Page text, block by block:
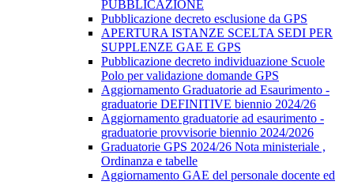
PUBBLICAZIONE
Pubblicazione decreto esclusione da GPS
APERTURA ISTANZE SCELTA SEDI PER
SUPPLENZE GAE E GPS
Pubblicazione decreto individuazione Scuole
Polo per validazione domande GPS
Aggiornamento Graduatorie ad Esaurimento -
graduatorie DEFINITIVE biennio 2024/26
Aggiornamento graduatorie ad esaurimento -
graduatorie provvisorie biennio 2024/2026
Graduatorie GPS 2024/26 Nota ministeriale ,
Ordinanza e tabelle
Aggiornamento GAE del personale docente ed